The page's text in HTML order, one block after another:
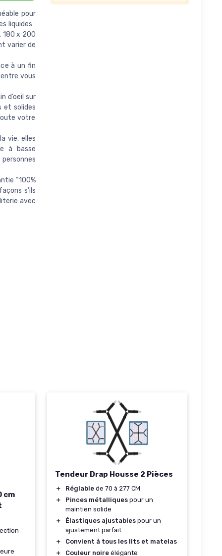
pour
liquides :
180 x 200
varier de
à un fin
vous
d’oeil sur
et solides
votre
vie, elles
à basse
“100%
s’ils
avec
cm
Tendeur Drap Housse 2 Pièces
＋ Réglable de 70 à 277 CM
＋
Pinces métalliques pour un
maintien solide
＋
Élastiques ajustables pour un
ajustement parfait
＋
Convient à tous les lits et matelas
＋
Couleur noire élégante